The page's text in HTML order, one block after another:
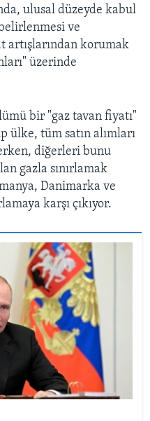
ulusal düzeyde kabul
ve
korumak
üzerinde
bir "gaz tavan fiyatı"
ülke, tüm satın alımları
diğerleri bunu
gazla sınırlamak
Danimarka ve
karşı çıkıyor.